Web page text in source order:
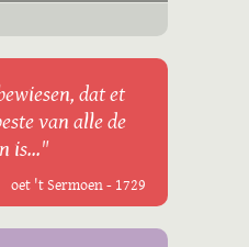
dat et
van alle de
is..."
oet 't Sermoen - 1729